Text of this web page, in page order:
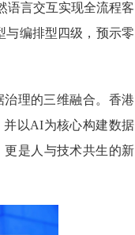
语言交互实现全流程客
与编排型四级，预示零
理的三维融合。香港
并以AI为核心构建数据
是人与技术共生的新